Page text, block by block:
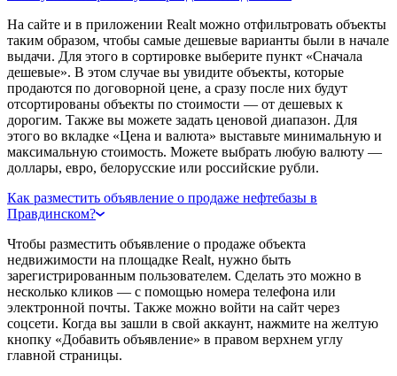
На сайте и в приложении Realt можно отфильтровать объекты
таким образом, чтобы самые дешевые варианты были в начале
выдачи. Для этого в сортировке выберите пункт «Сначала
дешевые». В этом случае вы увидите объекты, которые
продаются по договорной цене, а сразу после них будут
отсортированы объекты по стоимости — от дешевых к
дорогим. Также вы можете задать ценовой диапазон. Для
этого во вкладке «Цена и валюта» выставьте минимальную и
максимальную стоимость. Можете выбрать любую валюту —
доллары, евро, белорусские или российские рубли.
Как разместить объявление о продаже нефтебазы в
Правдинском?
Чтобы разместить объявление о продаже объекта
недвижимости на площадке Realt, нужно быть
зарегистрированным пользователем. Сделать это можно в
несколько кликов — с помощью номера телефона или
электронной почты. Также можно войти на сайт через
соцсети. Когда вы зашли в свой аккаунт, нажмите на желтую
кнопку «Добавить объявление» в правом верхнем углу
главной страницы.